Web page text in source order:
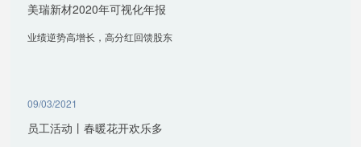
美瑞新材2020年可视化年报
业绩逆势高增长，高分红回馈股东
09/03/2021
员工活动丨春暖花开欢乐多